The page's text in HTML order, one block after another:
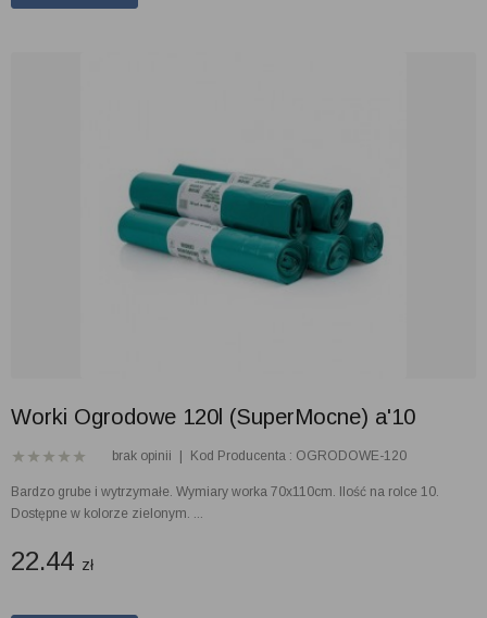
Worki Ogrodowe 120l (SuperMocne) a'10
brak opinii Kod Producenta : OGRODOWE-120
Bardzo grube i wytrzymałe. Wymiary worka 70x110cm. Ilość na rolce 10.
Dostępne w kolorze zielonym. ...
22.44 zł